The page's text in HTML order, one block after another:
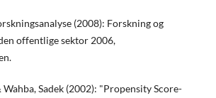
(2008): Forskning og
offentlige sektor 2006,
Wahba, Sadek (2002): "Propensity Score-